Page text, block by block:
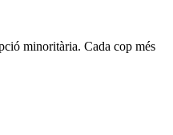
minoritària. Cada cop més